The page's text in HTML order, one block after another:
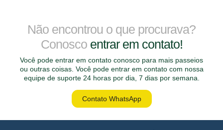
Não encontrou o que procurava?
Conosco entrar em contato!
Você pode entrar em contato conosco para mais passeios
ou outras coisas. Você pode entrar em contato com nossa
equipe de suporte 24 horas por dia, 7 dias por semana.
Contato WhatsApp